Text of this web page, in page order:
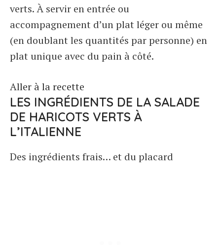
verts. À servir en entrée ou
accompagnement d’un plat léger ou même
(en doublant les quantités par personne) en
plat unique avec du pain à côté.
Aller à la recette
LES INGRÉDIENTS DE LA SALADE
DE HARICOTS VERTS À
L’ITALIENNE
Des ingrédients frais… et du placard